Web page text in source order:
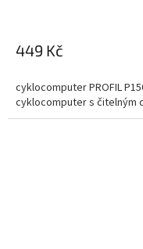
449 Kč
cyklocomputer PROFIL
cyklocomputer s čitelným